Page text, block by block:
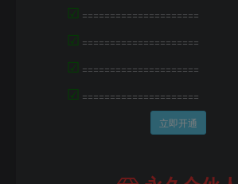
☑ =====================
☑ =====================
☑ =====================
☑ =====================
立即开通